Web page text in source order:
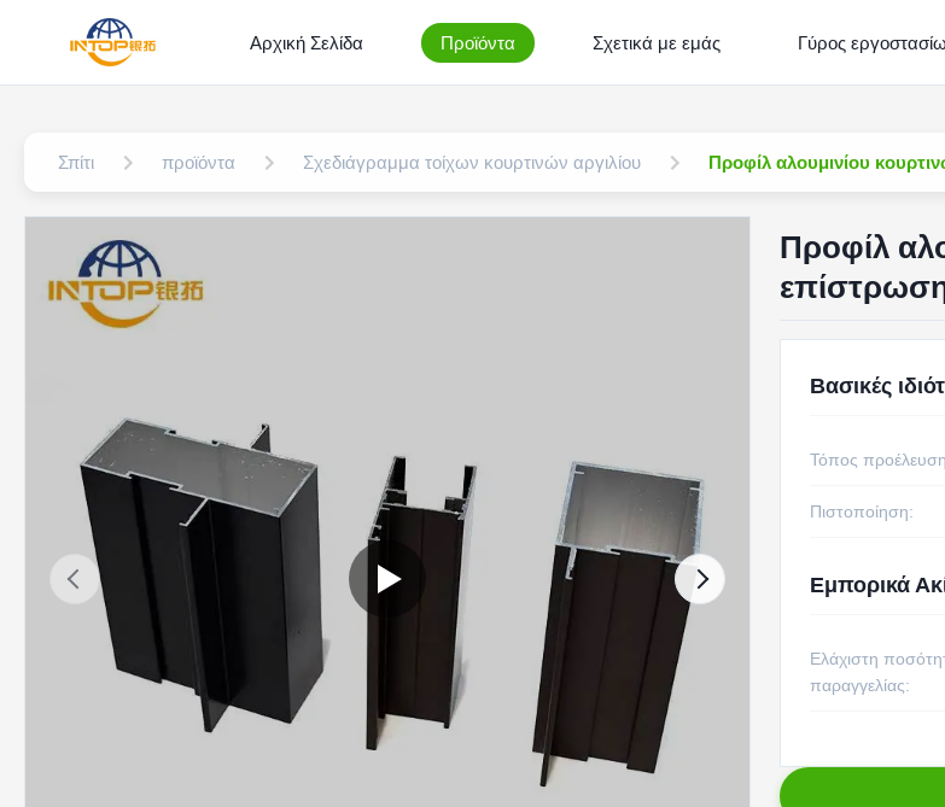
Αρχική Σελίδα Προϊόντα Σχετικά με εμάς Γύρος
Σπίτι προϊόντα Σχεδιάγραμμα τοίχων κουρτινών αργιλίου Προφίλ αλουμινίου
Προφίλ
Βασικές
Τόπος
Πιστοποίηση:
Εμπορικά
Ελάχιστη
παραγγελίας: